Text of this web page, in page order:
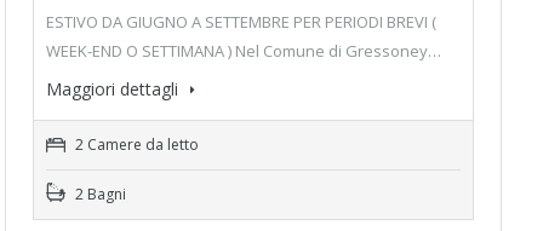
ESTIVO DA GIUGNO A SETTEMBRE PER PERIODI BREVI (
WEEK-END O SETTIMANA ) Nel Comune di Gressoney…
Maggiori dettagli
2 Camere da letto
2 Bagni